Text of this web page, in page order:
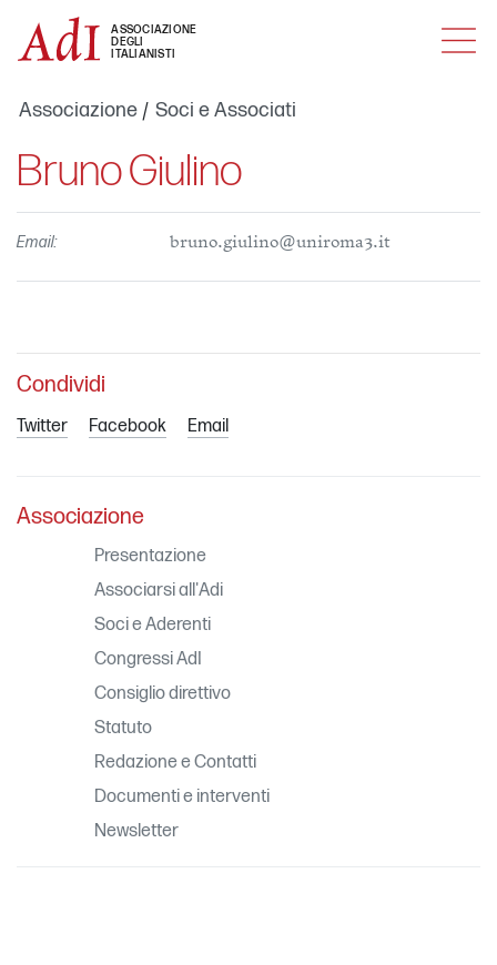
ASSOCIAZIONE
DEGLI
ITALIANISTI
MENU
Associazione Soci e Associati
Bruno Giulino
Email: bruno.giulino@uniroma3.it
Condividi
Twitter Facebook Email
Associazione
Presentazione
Associarsi all'Adi
Soci e Aderenti
Congressi AdI
Consiglio direttivo
Statuto
Redazione e Contatti
Documenti e interventi
Newsletter